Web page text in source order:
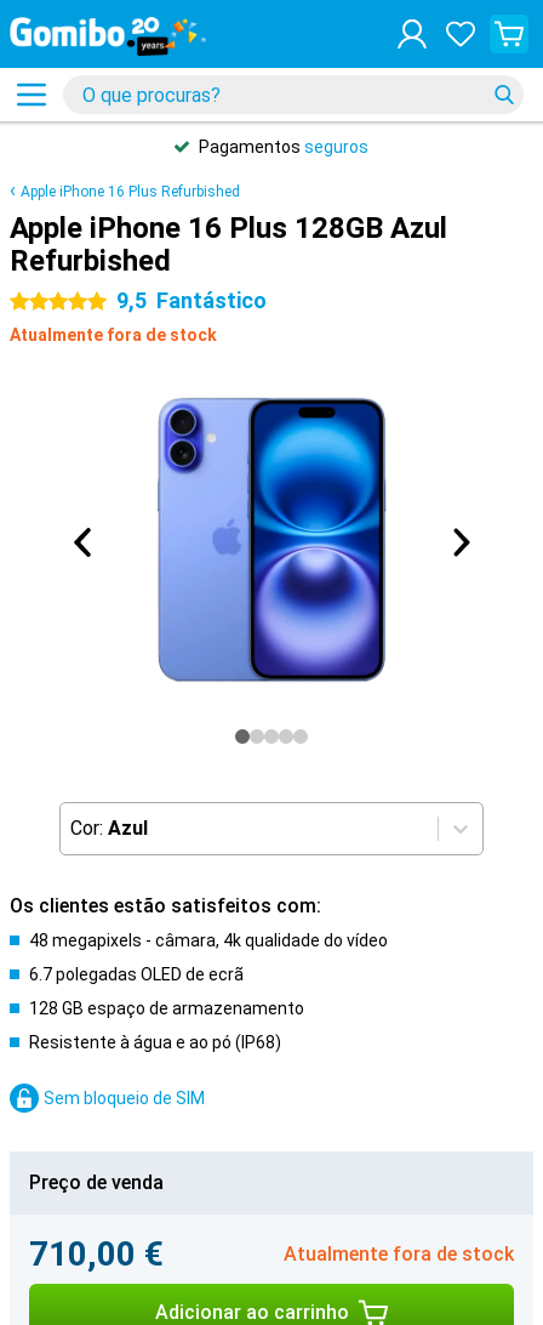
Pagamentos seguros
Apple iPhone 16 Plus Refurbished
Apple iPhone 16 Plus 128GB Azul
Refurbished
5 estrelas 9,5 Fantástico
Atualmente fora de stock
Cor: Azul
Os clientes estão satisfeitos com:
48 megapixels - câmara, 4k qualidade do vídeo
6.7 polegadas OLED de ecrã
128 GB espaço de armazenamento
Resistente à água e ao pó (IP68)
Sem bloqueio de SIM
Preço de venda
710,00 € Atualmente fora de stock
Adicionar ao carrinho